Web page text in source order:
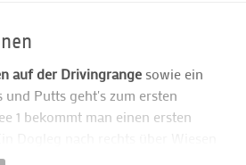
auf der Drivingrange sowie ein
und Putts geht's zum ersten
1 bekommt man einen ersten
geratenen Tigerline-Drive bei den